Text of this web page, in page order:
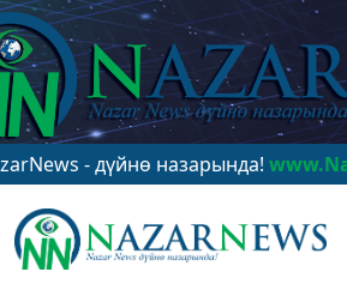
- дүйнө назарында!